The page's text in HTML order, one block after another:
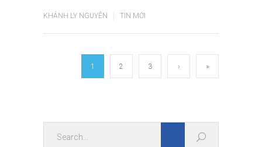
KHÁNH LY NGUYỄN TIN MỚI
1 2 3 › »